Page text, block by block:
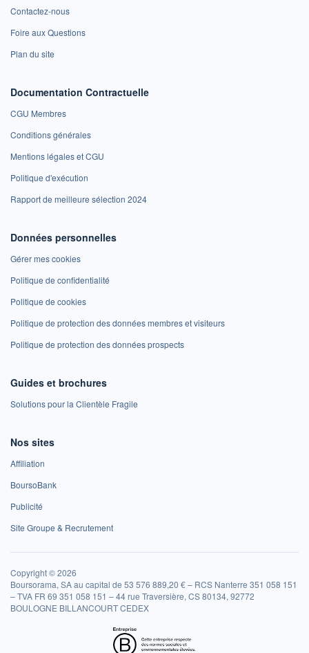
Contactez-nous
Foire aux Questions
Plan du site
Documentation Contractuelle
CGU Membres
Conditions générales
Mentions légales et CGU
Politique d'exécution
Rapport de meilleure sélection 2024
Données personnelles
Gérer mes cookies
Politique de confidentialité
Politique de cookies
Politique de protection des données membres et visiteurs
Politique de protection des données prospects
Guides et brochures
Solutions pour la Clientèle Fragile
Nos sites
Affiliation
BoursoBank
Publicité
Site Groupe & Recrutement
Copyright © 2026
Boursorama, SA au capital de 53 576 889,20 € – RCS Nanterre 351 058 151
– TVA FR 69 351 058 151 – 44 rue Traversière, CS 80134, 92772
BOULOGNE BILLANCOURT CEDEX